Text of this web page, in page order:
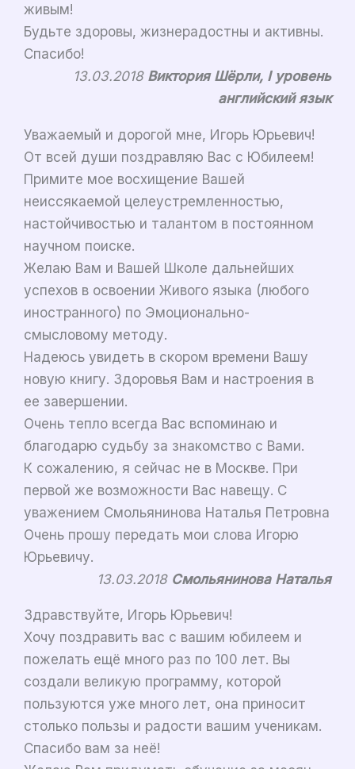
живым!
Будьте здоровы, жизнерадостны и активны.
Спасибо!
13.03.2018 Виктория Шёрли, I уровень
английский язык
Уважаемый и дорогой мне, Игорь Юрьевич!
От всей души поздравляю Вас с Юбилеем!
Примите мое восхищение Вашей
неиссякаемой целеустремленностью,
настойчивостью и талантом в постоянном
научном поиске.
Желаю Вам и Вашей Школе дальнейших
успехов в освоении Живого языка (любого
иностранного) по Эмоционально-
смысловому методу.
Надеюсь увидеть в скором времени Вашу
новую книгу. Здоровья Вам и настроения в
ее завершении.
Очень тепло всегда Вас вспоминаю и
благодарю судьбу за знакомство с Вами.
К сожалению, я сейчас не в Москве. При
первой же возможности Вас навещу. С
уважением Смольянинова Наталья Петровна
Очень прошу передать мои слова Игорю
Юрьевичу.
13.03.2018 Смольянинова Наталья
Здравствуйте, Игорь Юрьевич!
Хочу поздравить вас с вашим юбилеем и
пожелать ещё много раз по 100 лет. Вы
создали великую программу, которой
пользуются уже много лет, она приносит
столько пользы и радости вашим ученикам.
Спасибо вам за неё!